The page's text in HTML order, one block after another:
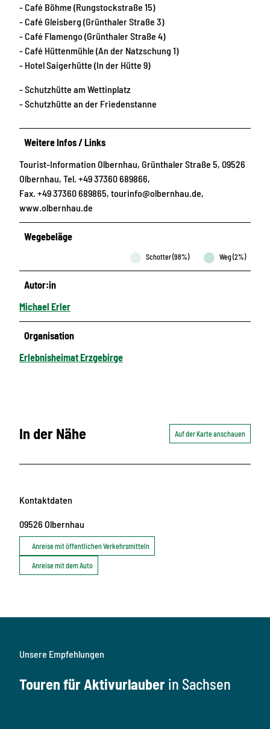
- Café Böhme (Rungstockstraße 15)
- Café Gleisberg (Grünthaler Straße 3)
- Café Flamengo (Grünthaler Straße 4)
- Café Hüttenmühle (An der Natzschung 1)
- Hotel Saigerhütte (In der Hütte 9)
- Schutzhütte am Wettinplatz
- Schutzhütte an der Friedenstanne
Weitere Infos / Links
Tourist-Information Olbernhau, Grünthaler Straße 5, 09526
Olbernhau, Tel. +49 37360 689866,
Fax. +49 37360 689865, tourinfo@olbernhau.de,
www.olbernhau.de
Wegebeläge
Schotter (98%) Weg (2%)
Autor:in
Michael Erler
Organisation
Erlebnisheimat Erzgebirge
In der Nähe Auf der Karte anschauen
Kontaktdaten
09526 Olbernhau
Anreise mit öffentlichen Verkehrsmitteln
Anreise mit dem Auto
Unsere Empfehlungen
Touren für Aktivurlauber in Sachsen